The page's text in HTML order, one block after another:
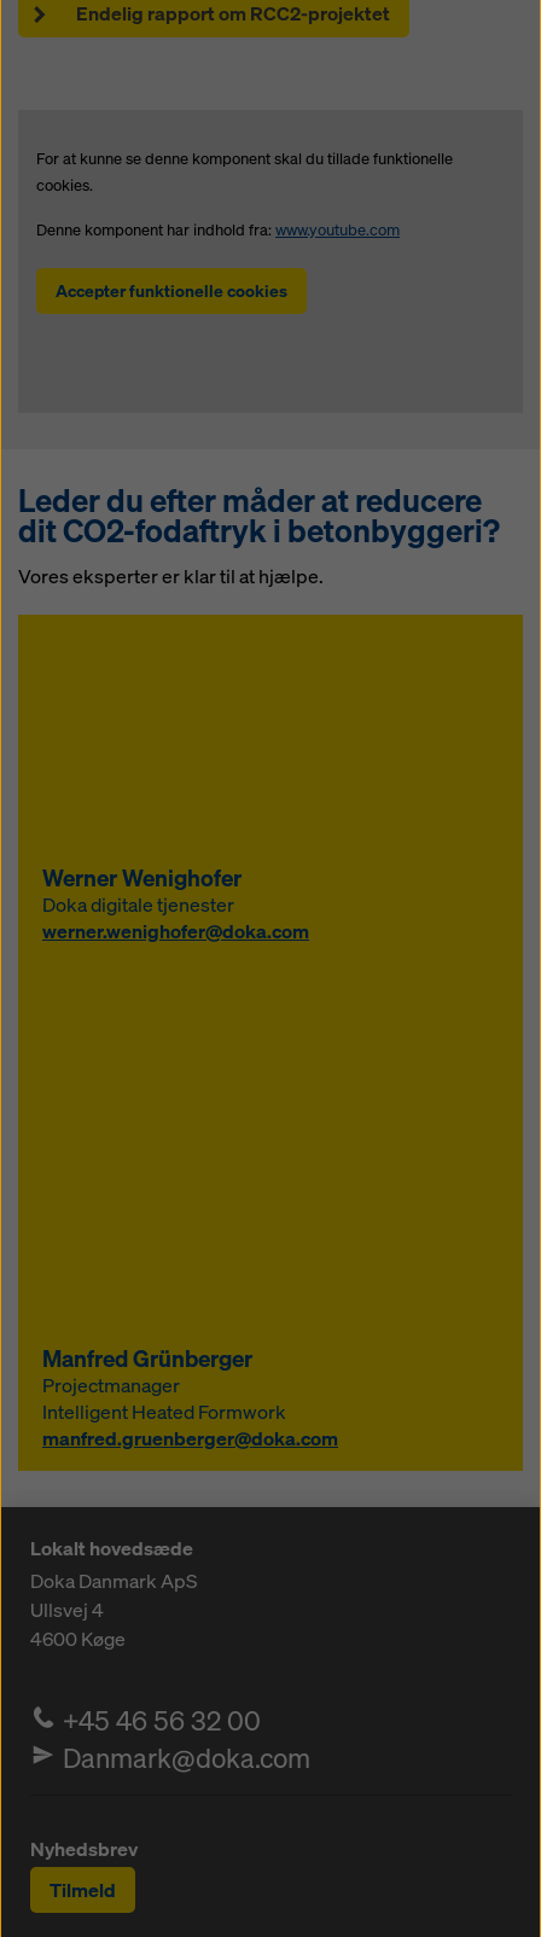
Endelig rapport om RCC2-projektet
For at kunne se denne komponent skal du tillade funktionelle
cookies.
Denne komponent har indhold fra: www.youtube.com
Accepter funktionelle cookies
Leder du efter måder at reducere
dit CO2-fodaftryk i betonbyggeri?
Vores eksperter er klar til at hjælpe.
Werner Wenighofer
Doka digitale tjenester
werner.wenighofer@doka.com
Manfred Grünberger
Projectmanager
Intelligent Heated Formwork
manfred.gruenberger@doka.com
Lokalt hovedsæde
Doka Danmark ApS
Ullsvej 4
4600Køge
+45 46 56 32 00
Danmark@doka.com
Nyhedsbrev
Tilmeld